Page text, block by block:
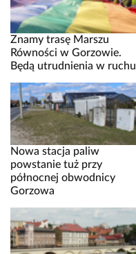
Znamy trasę Marszu
Równości w Gorzowie.
Będą utrudnienia w ruchu
Nowa stacja paliw
powstanie tuż przy
północnej obwodnicy
Gorzowa